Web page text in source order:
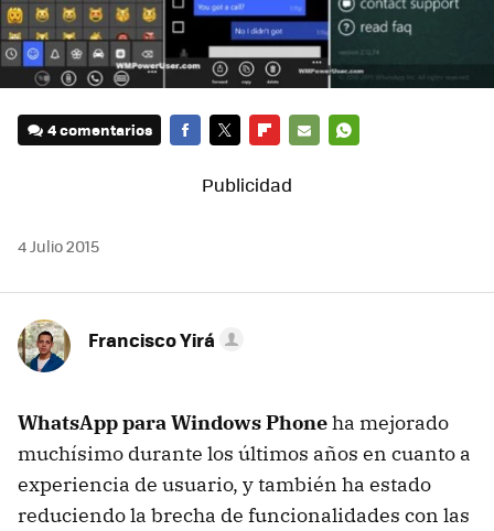
4 comentarios
MAIL
4 Julio 2015
Francisco Yirá
WhatsApp para Windows Phoneha mejorado
muchísimo durante los últimos años en cuanto a
experiencia de usuario, y también ha estado
reduciendo la brecha de funcionalidades con las